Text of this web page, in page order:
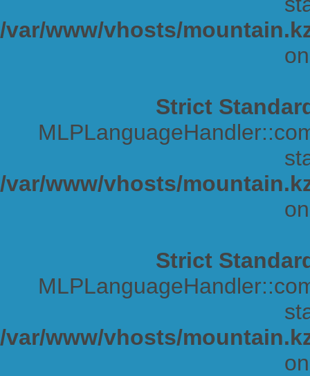
/var/www/vhosts/
Strict
/var/www/vhosts/
Strict
/var/www/vhosts/